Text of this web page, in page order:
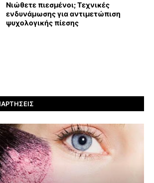
Νιώθετε πιεσμένοι; Τεχνικές
ενδυνάμωσης για αντιμετώπιση
ψυχολογικής πίεσης